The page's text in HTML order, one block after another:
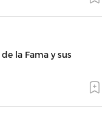
la Fama y sus